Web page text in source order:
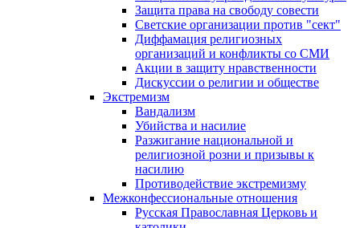
Защита права на свободу совести
Светские организации против "сект"
Диффамация религиозных
организаций и конфликты со СМИ
Акции в защиту нравственности
Дискуссии о религии и обществе
Экстремизм
Вандализм
Убийства и насилие
Разжигание национальной и
религиозной розни и призывы к
насилию
Противодействие экстремизму
Межконфессиональные отношения
Русская Православная Церковь и